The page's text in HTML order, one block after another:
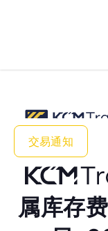
交易通知
属库存